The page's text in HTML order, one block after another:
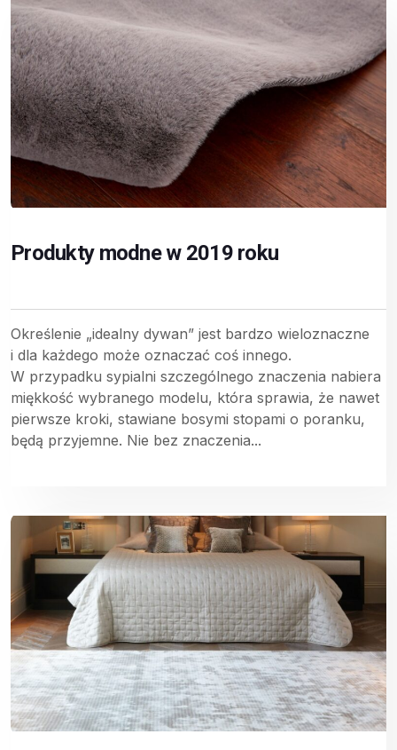
Produkty modne w 2019 roku
Określenie „idealny dywan” jest bardzo wieloznaczne
i dla każdego może oznaczać coś innego.
W przypadku sypialni szczególnego znaczenia nabiera
miękkość wybranego modelu, która sprawia, że nawet
pierwsze kroki, stawiane bosymi stopami o poranku,
będą przyjemne. Nie bez znaczenia...